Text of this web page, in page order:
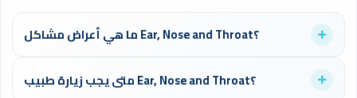
ما هي أعراض مشاكل Ear, Nose and Throat؟
استشارة طبيب متخصص للحصول على تشخيص دقيق وعلاج مناسب.
متى يجب زيارة طبيب Ear, Nose and Throat؟